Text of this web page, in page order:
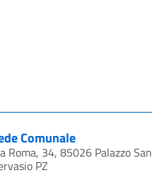
Comunale
Roma, 34, 85026 Palazzo San
PZ